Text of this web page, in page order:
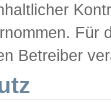
Für
Betreiber